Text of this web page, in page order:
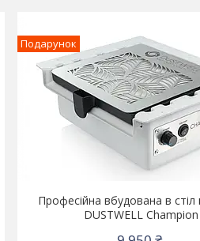
Подарунок
Професійна вбудована в
DUSTWELL Champion